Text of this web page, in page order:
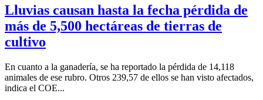
Lluvias causan hasta la fecha pérdida de
más de 5,500 hectáreas de tierras de
cultivo
En cuanto a la ganadería, se ha reportado la pérdida de 14,118
animales de ese rubro. Otros 239,57 de ellos se han visto afectados,
indica el COE...